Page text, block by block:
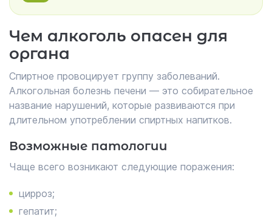
Чем алкоголь опасен для
органа
Спиртное провоцирует группу заболеваний.
Алкогольная болезнь печени — это собирательное
название нарушений, которые развиваются при
длительном употреблении спиртных напитков.
Возможные патологии
Чаще всего возникают следующие поражения:
цирроз;
гепатит;